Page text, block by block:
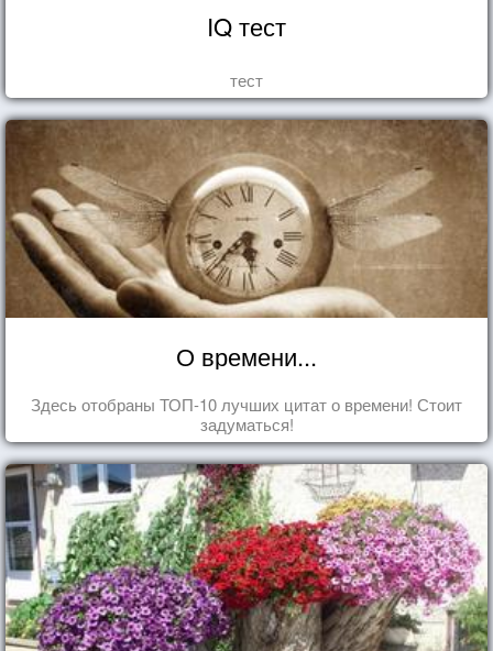
IQ тест
тест
О времени...
Здесь отобраны ТОП-10 лучших цитат о времени! Стоит
задуматься!